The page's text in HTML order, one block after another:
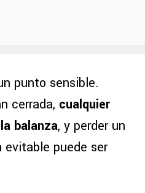
punto sensible.
cerrada, cualquier
balanza, y perder un
evitable puede ser